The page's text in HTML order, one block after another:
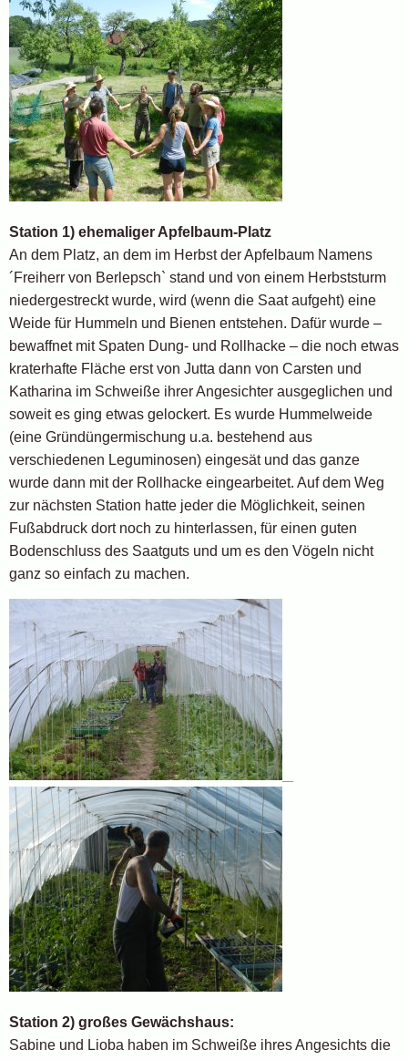
Station 1) ehemaliger Apfelbaum-Platz
An dem Platz, an dem im Herbst der Apfelbaum Namens
´Freiherr von Berlepsch` stand und von einem Herbststurm
niedergestreckt wurde, wird (wenn die Saat aufgeht) eine
Weide für Hummeln und Bienen entstehen. Dafür wurde –
bewaffnet mit Spaten Dung- und Rollhacke – die noch etwas
kraterhafte Fläche erst von Jutta dann von Carsten und
Katharina im Schweiße ihrer Angesichter ausgeglichen und
soweit es ging etwas gelockert. Es wurde Hummelweide
(eine Gründüngermischung u.a. bestehend aus
verschiedenen Leguminosen) eingesät und das ganze
wurde dann mit der Rollhacke eingearbeitet. Auf dem Weg
zur nächsten Station hatte jeder die Möglichkeit, seinen
Fußabdruck dort noch zu hinterlassen, für einen guten
Bodenschluss des Saatguts und um es den Vögeln nicht
ganz so einfach zu machen.
Station 2) großes Gewächshaus:
Sabine und Lioba haben im Schweiße ihres Angesichts die